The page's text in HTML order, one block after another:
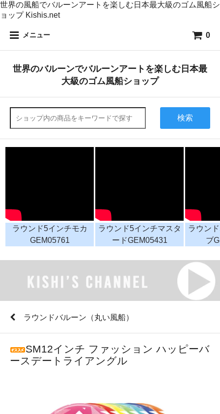
世界の風船でバルーンアートを楽しむ日本最大級のゴム風船シ
ョップ Kishis.net
メニュー 0
世界のバルーンでバルーンアートを楽しむ日本最
大級のゴム風船ショップ
検索
ラウンド5インチモカ
GEM05761
ラウンド5インチマスタ
ードGEM05431
ラウン
ブ
ラウンドバルーン（丸い風船）
SM12インチ ファッション ハッピーバ
ースデートライアングル